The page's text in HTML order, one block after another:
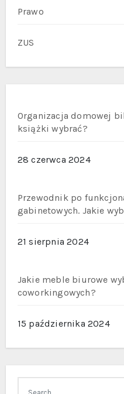
Prawo
ZUS
Organizacja domowej
książki wybrać?
28 czerwca 2024
Przewodnik po
gabinetowych. Jakie
21 sierpnia 2024
Jakie meble biurowe
coworkingowych?
15 października 2024